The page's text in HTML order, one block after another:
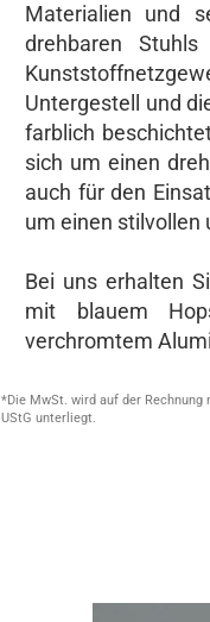
Materialien und
drehbaren
Untergestell und
farblich
sich um einen
auch für den
um einen stilvollen
Bei uns erhalten
mit blauem
verchromtem
*Die MwSt. wird auf der
UStG unterliegt.